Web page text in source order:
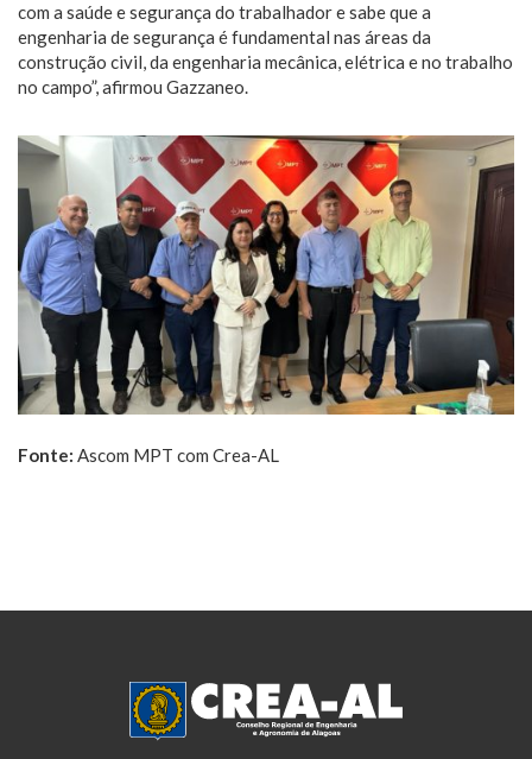
com a saúde e segurança do trabalhador e sabe que a
engenharia de segurança é fundamental nas áreas da
construção civil, da engenharia mecânica, elétrica e no trabalho
no campo”, afirmou Gazzaneo.
Fonte: Ascom MPT com Crea-AL